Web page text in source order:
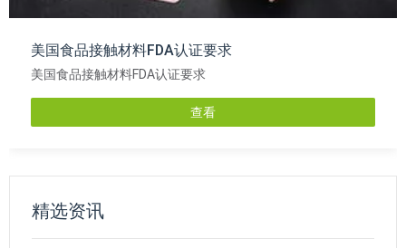
美国食品接触材料FDA认证要求
美国食品接触材料FDA认证要求
查看
精选资讯